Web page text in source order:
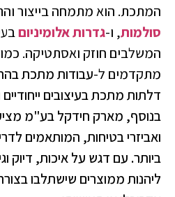
הוא מתמחה בייצור
, ו-גדרות אלומיניום
חוזק ואסתטיקה. כמו
ל-עבודות מתכת
מתכת בעיצובים ייחודיים
מארק חידקל בע"מ מציע
בטיחות, המותאמים
עם דגש על איכות, דיוק
ממוצרים שישתלבו בצורה